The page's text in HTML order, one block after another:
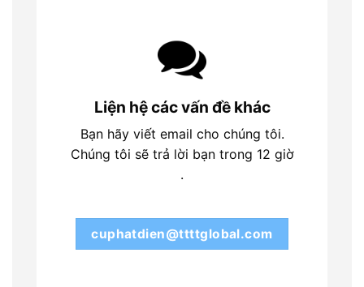
Liện hệ các vấn đề khác
Bạn hãy viết email cho chúng tôi.
Chúng tôi sẽ trả lời bạn trong 12 giờ
.
cuphatdien@ttttglobal.com